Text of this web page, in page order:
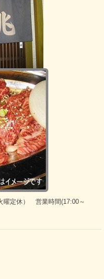
定休） 営業時間(17:00～